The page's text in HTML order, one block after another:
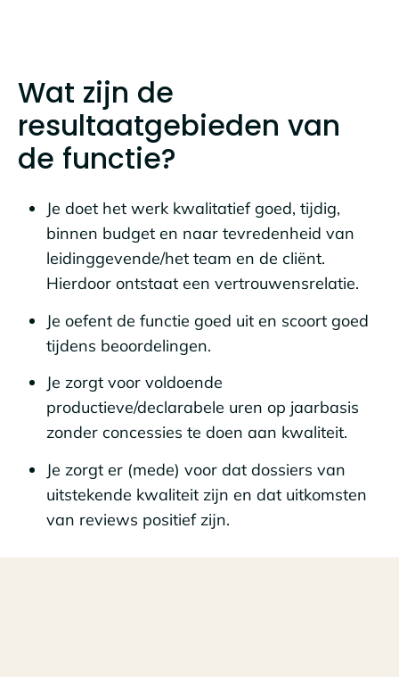
Wat zijn de
resultaatgebieden van
de functie?
Je doet het werk kwalitatief goed, tijdig,
binnen budget en naar tevredenheid van
leidinggevende/het team en de cliënt.
Hierdoor ontstaat een vertrouwensrelatie.
Je oefent de functie goed uit en scoort goed
tijdens beoordelingen.
Je zorgt voor voldoende
productieve/declarabele uren op jaarbasis
zonder concessies te doen aan kwaliteit.
Je zorgt er (mede) voor dat dossiers van
uitstekende kwaliteit zijn en dat uitkomsten
van reviews positief zijn.